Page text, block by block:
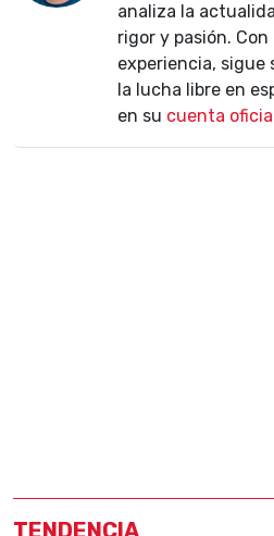
analiza la
rigor y pasión.
experiencia,
la lucha libre en
en su cuenta